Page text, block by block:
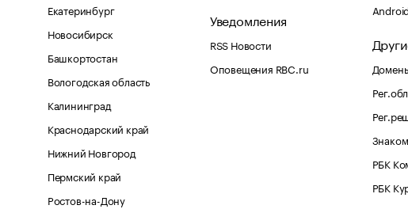
Екатеринбург
Новосибирск
Башкортостан
Вологодская область
Калининград
Краснодарский край
Нижний Новгород
Пермский край
Ростов-на-Дону
Уведомления
RSS Новости
Оповещения RBC.ru
РБК
РБК